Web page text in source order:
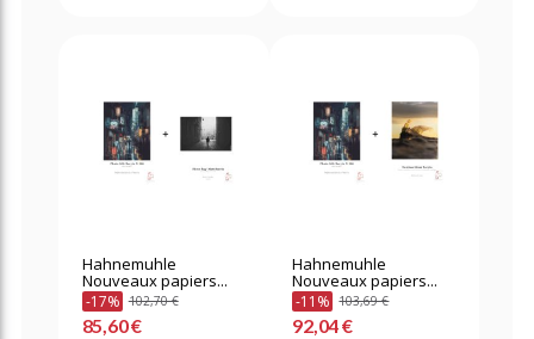
Hahnemuhle
Nouveaux papiers...
-17% 102,70 €
85,60 €
Hahnemuhle
Nouveaux papiers...
-11% 103,69 €
92,04 €